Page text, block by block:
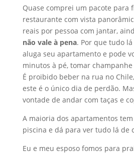
Quase comprei um pacote para
restaurante com vista
reais por pessoa com jantar,
não vale à pena. Por que tudo
aluga seu apartamento e pode
minutos à pé, tomar
É proibido beber na rua no
este é o único dia de perdão.
vontade de andar com taças e
A maioria dos apartamentos
piscina e dá para ver tudo lá de
Eu e meu esposo fomos para